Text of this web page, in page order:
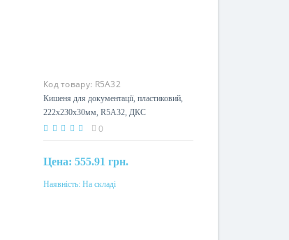
Код товару: R5A32
Кишеня для документації, пластиковий,
222x230x30мм, R5A32, ДКС
0
Цена: 555.91 грн.
Купити
Наявність: На складі